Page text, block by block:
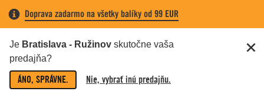
Doprava zadarmo na všetky balíky od 99 EUR
Je Bratislava - Ružinov skutočne vaša
predajňa?
ÁNO, SPRÁVNE. Nie, vybrať inú predajňu.